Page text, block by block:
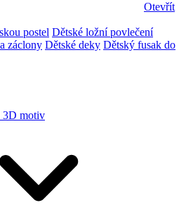
Otevřít
postel Dětské ložní povlečení
záclony Dětské deky Dětský fusak do
3D motiv